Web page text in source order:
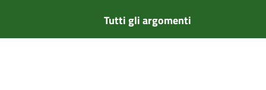
Tutti gli argomenti